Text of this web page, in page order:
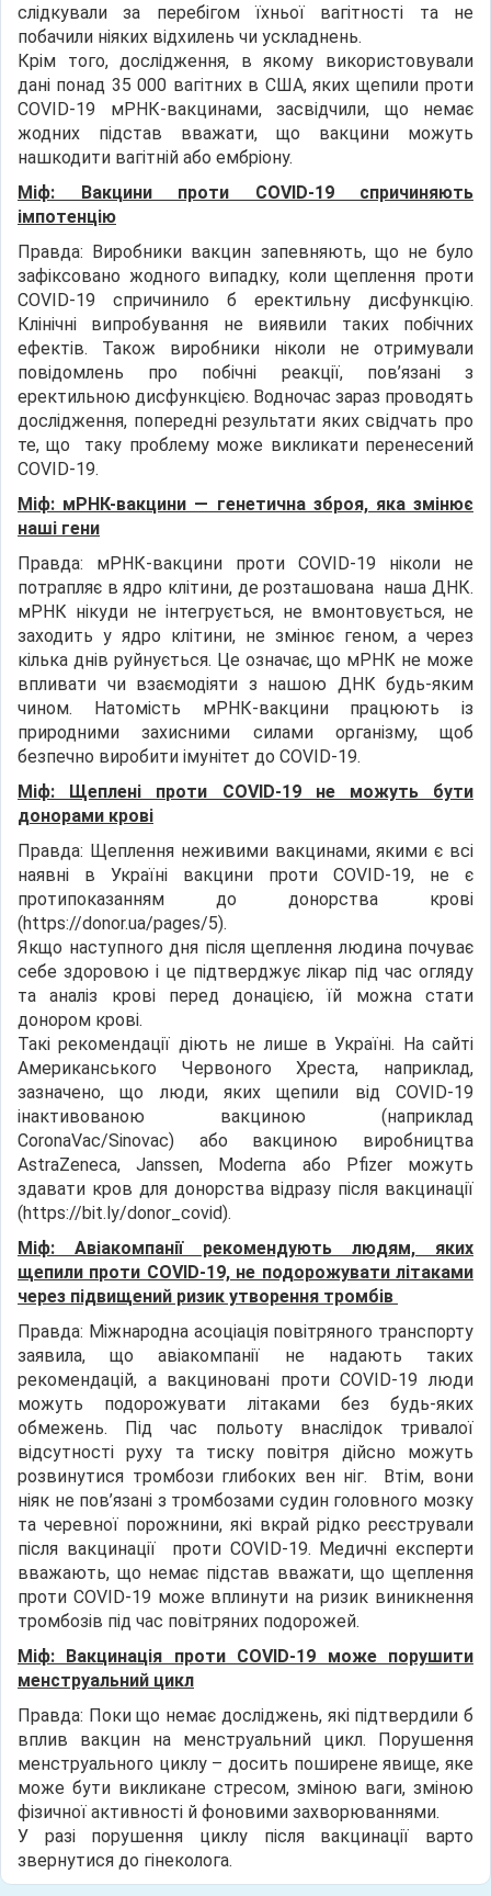
слідкували за перебігом їхньої вагітності та не
побачили ніяких відхилень чи ускладнень.
Крім того, дослідження, в якому використовували
дані понад 35 000 вагітних в США, яких щепили проти
COVID-19 мРНК-вакцинами, засвідчили, що немає
жодних підстав вважати, що вакцини можуть
нашкодити вагітній або ембріону.
Міф: Вакцини проти COVID-19 спричиняють
імпотенцію
Правда: Виробники вакцин запевняють, що не було
зафіксовано жодного випадку, коли щеплення проти
COVID-19 спричинило б еректильну дисфункцію.
Клінічні випробування не виявили таких побічних
ефектів. Також виробники ніколи не отримували
повідомлень про побічні реакції, пов’язані з
еректильною дисфункцією. Водночас зараз проводять
дослідження, попередні результати яких свідчать про
те, що таку проблему може викликати перенесений
COVID-19.
Міф: мРНК-вакцини — генетична зброя, яка змінює
наші гени
Правда: мРНК-вакцини проти COVID-19 ніколи не
потрапляє в ядро клітини, де розташована наша ДНК.
мРНК нікуди не інтегрується, не вмонтовується, не
заходить у ядро клітини, не змінює геном, а через
кілька днів руйнується. Це означає, що мРНК не може
впливати чи взаємодіяти з нашою ДНК будь-яким
чином. Натомість мРНК-вакцини працюють із
природними захисними силами організму, щоб
безпечно виробити імунітет до COVID-19.
Міф: Щеплені проти COVID-19 не можуть бути
донорами крові
Правда: Щеплення неживими вакцинами, якими є всі
наявні в Україні вакцини проти COVID-19, не є
протипоказанням до донорства крові
(https://donor.ua/pages/5).
Якщо наступного дня після щеплення людина почуває
себе здоровою і це підтверджує лікар під час огляду
та аналіз крові перед донацією, їй можна стати
донором крові.
Такі рекомендації діють не лише в Україні. На сайті
Американського Червоного Хреста, наприклад,
зазначено, що люди, яких щепили від COVID-19
інактивованою вакциною (наприклад
CoronaVac/Sinovac) або вакциною виробництва
AstraZeneca, Janssen, Moderna або Pfizer можуть
здавати кров для донорства відразу після вакцинації
(https://bit.ly/donor_covid).
Міф: Авіакомпанії рекомендують людям, яких
щепили проти COVID-19, не подорожувати літаками
через підвищений ризик утворення тромбів
Правда: Міжнародна асоціація повітряного транспорту
заявила, що авіакомпанії не надають таких
рекомендацій, а вакциновані проти COVID-19 люди
можуть подорожувати літаками без будь-яких
обмежень. Під час польоту внаслідок тривалої
відсутності руху та тиску повітря дійсно можуть
розвинутися тромбози глибоких вен ніг. Втім, вони
ніяк не пов’язані з тромбозами судин головного мозку
та черевної порожнини, які вкрай рідко реєстрували
після вакцинації проти COVID-19. Медичні експерти
вважають, що немає підстав вважати, що щеплення
проти COVID-19 може вплинути на ризик виникнення
тромбозів під час повітряних подорожей.
Міф: Вакцинація проти COVID-19 може порушити
менструальний цикл
Правда: Поки що немає досліджень, які підтвердили б
вплив вакцин на менструальний цикл. Порушення
менструального циклу – досить поширене явище, яке
може бути викликане стресом, зміною ваги, зміною
фізичної активності й фоновими захворюваннями.
У разі порушення циклу після вакцинації варто
звернутися до гінеколога.